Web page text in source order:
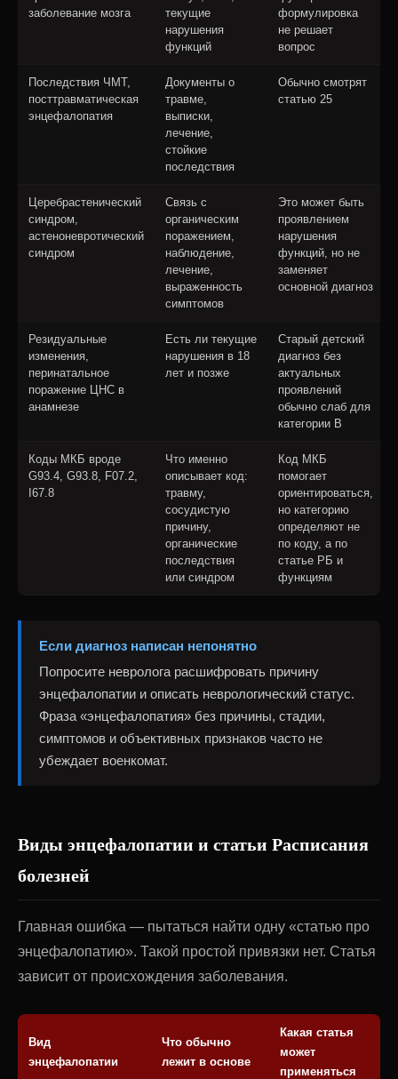
заболевание мозга
текущие
нарушения
функций
формулировка
не решает
вопрос
Последствия ЧМТ,
посттравматическая
энцефалопатия
Документы о
травме,
выписки,
лечение,
стойкие
последствия
Обычно смотрят
статью 25
Церебрастенический
синдром,
астеноневротический
синдром
Связь с
органическим
поражением,
наблюдение,
лечение,
выраженность
симптомов
Это может быть
проявлением
нарушения
функций, но не
заменяет
основной диагноз
Резидуальные
изменения,
перинатальное
поражение ЦНС в
анамнезе
Есть ли текущие
нарушения в 18
лет и позже
Старый детский
диагноз без
актуальных
проявлений
обычно слаб для
категории В
Коды МКБ вроде
G93.4, G93.8, F07.2,
I67.8
Что именно
описывает код:
травму,
сосудистую
причину,
органические
последствия
или синдром
Код МКБ
помогает
ориентироваться,
но категорию
определяют не
по коду, а по
статье РБ и
функциям
Если диагноз написан непонятно
Попросите невролога расшифровать причину
энцефалопатии и описать неврологический статус.
Фраза «энцефалопатия» без причины, стадии,
симптомов и объективных признаков часто не
убеждает военкомат.
Виды энцефалопатии и статьи Расписания
болезней
Главная ошибка — пытаться найти одну «статью про
энцефалопатию». Такой простой привязки нет. Статья
зависит от происхождения заболевания.
Вид
энцефалопатии
Что обычно
лежит в основе
Какая статья
может
применяться